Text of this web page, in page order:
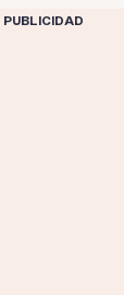
PUBLICIDAD